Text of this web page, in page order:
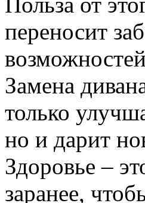
переносит
Замена
только
но и дарит
Здоровье –
заранее,